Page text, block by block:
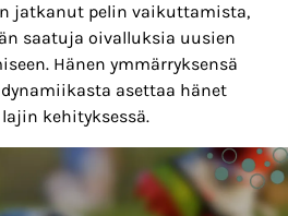
jatkanut pelin vaikuttamista,
saatuja oivalluksia uusien
Hänen ymmärryksensä
asettaa hänet
kehityksessä.